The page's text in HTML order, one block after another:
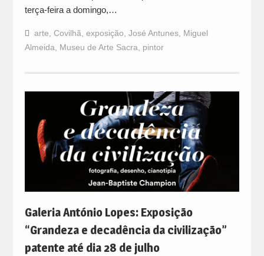
terça-feira a domingo,…
arte, Covilhã, exposição, José Antunes, Miguel
Almeida, Museu de Arte Sacra, pintor
Galeria António Lopes: Exposição
“Grandeza e decadência da civilização”
patente até dia 28 de julho